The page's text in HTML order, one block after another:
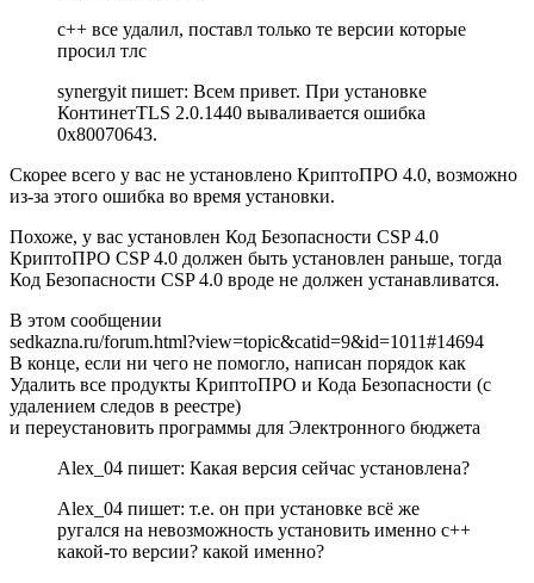
с++ все удалил, поставл только те версии которые
просил тлс
synergyit пишет: Всем привет. При установке
КонтинетTLS 2.0.1440 вываливается ошибка
0x80070643.
Скорее всего у вас не установлено КриптоПРО 4.0, возможно
из-за этого ошибка во время установки.
Похоже, у вас установлен Код Безопасности CSP 4.0
КриптоПРО CSP 4.0 должен быть установлен раньше, тогда
Код Безопасности CSP 4.0 вроде не должен устанавливатся.
В этом сообщении
sedkazna.ru/forum.html?view=topic&catid=9&id=1011#14694
В конце, если ни чего не помогло, написан порядок как
Удалить все продукты КриптоПРО и Кода Безопасности (с
удалением следов в реестре)
и переустановить программы для Электронного бюджета
Alex_04 пишет: Какая версия сейчас установлена?
Alex_04 пишет: т.е. он при установке всё же
ругался на невозможность установить именно с++
какой-то версии? какой именно?